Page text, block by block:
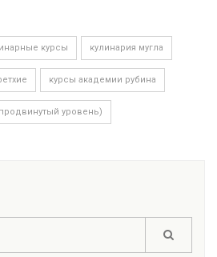
курсы кулинария мугла
курсы академии рубина
уровень)